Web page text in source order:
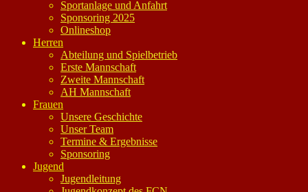
Sportanlage und Anfahrt
Sponsoring 2025
Onlineshop
Herren
Abteilung und Spielbetrieb
Erste Mannschaft
Zweite Mannschaft
AH Mannschaft
Frauen
Unsere Geschichte
Unser Team
Termine & Ergebnisse
Sponsoring
Jugend
Jugendleitung